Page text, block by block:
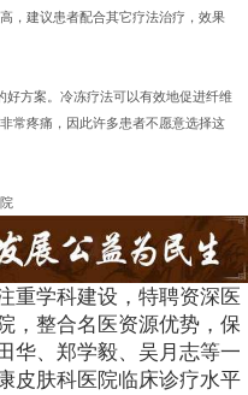
，建议患者配合其它疗法治疗，效果
方案。冷冻疗法可以有效地促进纤维
常疼痛，因此许多患者不愿意选择这
重学科建设，特聘资深医
，整合名医资源优势，保
华、郑学毅、吴月志等一
皮肤科医院临床诊疗水平